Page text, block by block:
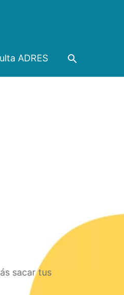
ADRES Buscar
sacar tus